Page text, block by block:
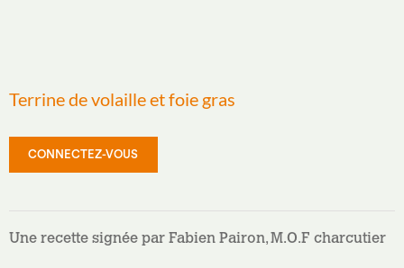
Terrine de volaille et foie gras
CONNECTEZ-VOUS
Une recette signée par Fabien Pairon, M.O.F charcutier